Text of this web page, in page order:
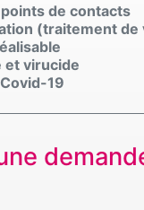
de contacts
(traitement de
et virucide
19